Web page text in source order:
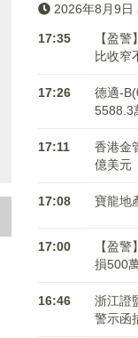
2026年8月9
17:35
【盈
比收窄
17:26
德適-
5588.3
17:11
香港金
億美元
17:08 寶龍地
17:00
【盈
損500
16:46
浙江證
警示函